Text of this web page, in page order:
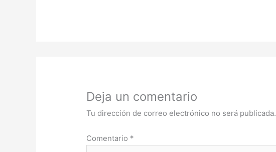
Deja un comentario
Tu dirección de correo electrónico no será publicada.
Comentario *